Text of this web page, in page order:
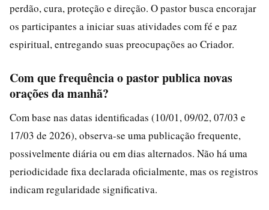
perdão, cura, proteção e direção. O pastor busca encorajar
os participantes a iniciar suas atividades com fé e paz
espiritual, entregando suas preocupações ao Criador.
Com que frequência o pastor publica novas
orações da manhã?
Com base nas datas identificadas (10/01, 09/02, 07/03 e
17/03 de 2026), observa-se uma publicação frequente,
possivelmente diária ou em dias alternados. Não há uma
periodicidade fixa declarada oficialmente, mas os registros
indicam regularidade significativa.